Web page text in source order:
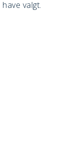
valgt.